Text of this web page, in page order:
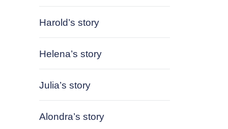
Harold’s story
Helena’s story
Julia’s story
Alondra’s story